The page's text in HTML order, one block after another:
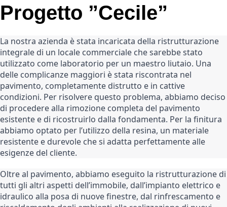
Progetto ”Cecile”
La nostra azienda è stata incaricata della ristrutturazione
integrale di un locale commerciale che sarebbe stato
utilizzato come laboratorio per un maestro liutaio. Una
delle complicanze maggiori è stata riscontrata nel
pavimento, completamente distrutto e in cattive
condizioni. Per risolvere questo problema, abbiamo deciso
di procedere alla rimozione completa del pavimento
esistente e di ricostruirlo dalla fondamenta. Per la finitura
abbiamo optato per l’utilizzo della resina, un materiale
resistente e durevole che si adatta perfettamente alle
esigenze del cliente.
Oltre al pavimento, abbiamo eseguito la ristrutturazione di
tutti gli altri aspetti dell’immobile, dall’impianto elettrico e
idraulico alla posa di nuove finestre, dal rinfrescamento e